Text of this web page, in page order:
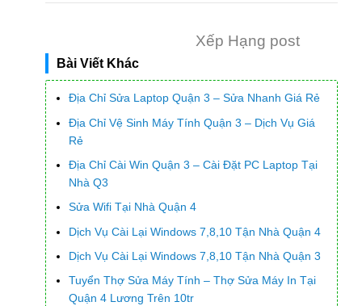
Xếp Hạng post
Bài Viết Khác
Địa Chỉ Sửa Laptop Quận 3 – Sửa Nhanh Giá Rẻ
Địa Chỉ Vệ Sinh Máy Tính Quận 3 – Dịch Vụ Giá
Rẻ
Địa Chỉ Cài Win Quận 3 – Cài Đặt PC Laptop Tại
Nhà Q3
Sửa Wifi Tại Nhà Quận 4
Dịch Vụ Cài Lại Windows 7,8,10 Tận Nhà Quận 4
Dịch Vụ Cài Lại Windows 7,8,10 Tận Nhà Quận 3
Tuyển Thợ Sửa Máy Tính – Thợ Sửa Máy In Tại
Quận 4 Lương Trên 10tr